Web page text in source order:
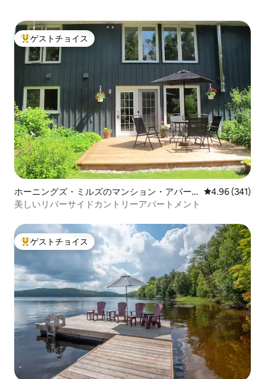
大好評のゲストチョイスです。
ゲストチョイス
ホーニングズ・ミルズのマンション・アパー
ト
レビュー341
4.96 (341)
美しいリバーサイドカントリーアパートメント
大好評のゲストチョイスです。
ゲストチョイス